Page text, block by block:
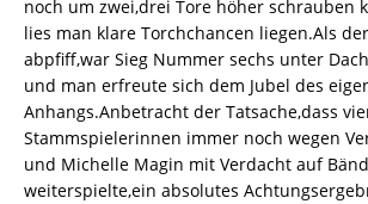
noch um zwei,drei Tore höher schrauben
lies man klare Torchchancen liegen.Als
abpfiff,war Sieg Nummer sechs unter
und man erfreute sich dem Jubel des
Anhangs.Anbetracht der Tatsache,dass
Stammspielerinnen immer noch wegen
und Michelle Magin mit Verdacht auf
weiterspielte,ein absolutes